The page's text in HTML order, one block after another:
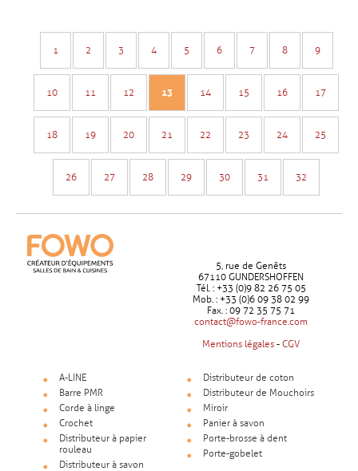
1 2 3 4 5 6 7 8 9
10 11 12 13 14 15 16 17
18 19 20 21 22 23 24 25
26 27 28 29 30 31 32
5, rue de Genêts
67110 GUNDERSHOFFEN
Tél. : +33 (0)9 82 26 75 05
Mob. : +33 (0)6 09 38 02 99
Fax. : 09 72 35 75 71
contact@fowo-france.com
Mentions légales - CGV
A-LINE
Barre PMR
Corde à linge
Crochet
Distributeur à papier
rouleau
Distributeur à savon
Distributeur de coton
Distributeur de Mouchoirs
Miroir
Panier à savon
Porte-brosse à dent
Porte-gobelet